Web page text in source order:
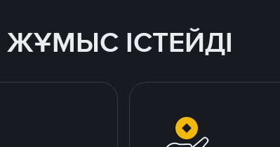
ЖҰМЫС ІСТЕЙДІ